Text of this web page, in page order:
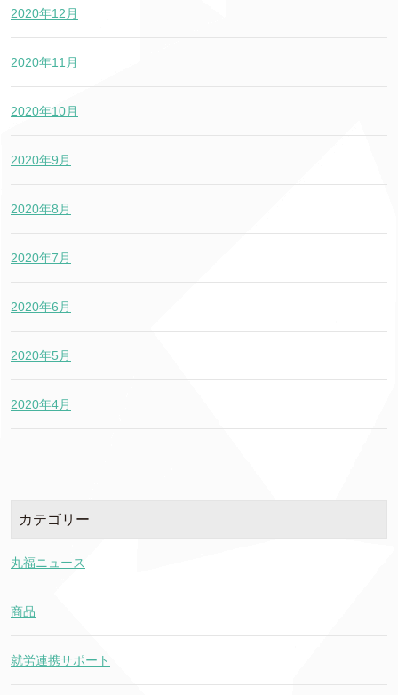
2020年12月
2020年11月
2020年10月
2020年9月
2020年8月
2020年7月
2020年6月
2020年5月
2020年4月
カテゴリー
丸福ニュース
商品
就労連携サポート